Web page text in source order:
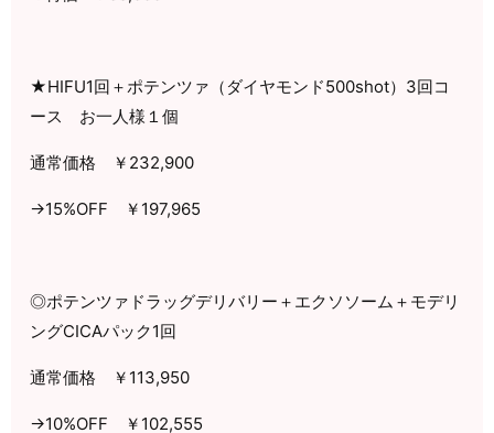
★HIFU1回＋ポテンツァ（ダイヤモンド500shot） 3回コ
ース お一人様１個
通常価格 ￥ 232,900
→15%OFF ￥ 197,965
◎ポテンツァドラッグデリバリー＋エクソソーム＋モデリ
ングCICAパック1回
通常価格 ￥ 113,950
→10%OFF ￥ 102,555